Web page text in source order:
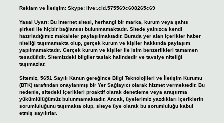
Reklam ve İletişim: Skype: live:.cid.575569c608265c69
Yasal Uyarı: Bu internet sitesi, herhangi bir marka, kurum veya şahıs
şirketi ile hiçbir bağlantısı bulunmamaktadır. Sitede yalnızca kendi
hazırladığımız makaleler paylaşılmaktadır. Burada yer alan içerikler haber
niteliği taşımamakta olup, gerçek kurum ve kişiler hakkında paylaşım
yapılmamaktadır. Gerçek kurum ve kişiler ile isim benzerlikleri tamamen
tesadüfidir. Sitemizdeki bilgiler taslak halindedir ve tavsiye niteliği
taşımazlar.
Sitemiz, 5651 Sayılı Kanun gereğince Bilgi Teknolojileri ve İletişim Kurumu
(BTK) tarafından onaylanmış bir Yer Sağlayıcı olarak hizmet vermektedir. Bu
nedenle, sitedeki içerikleri proaktif olarak denetleme veya araştırma
yükümlülüğümüz bulunmamaktadır. Ancak, üyelerimiz yazdıkları içeriklerin
sorumluluğunu taşımakta olup, siteye üye olarak bu sorumluluğu kabul
etmiş sayılırlar.